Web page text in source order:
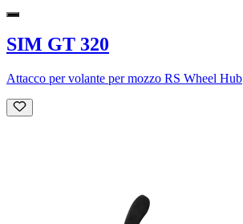
SIM GT 320
Attacco per volante per mozzo RS Wheel Hub